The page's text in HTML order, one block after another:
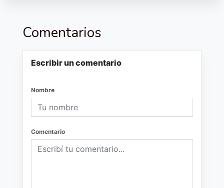
Comentarios
Escribir un comentario
Nombre
Comentario